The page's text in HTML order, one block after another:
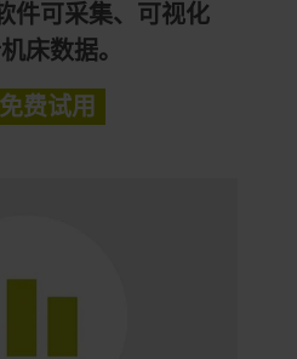
件可采集、可视化
床数据。
费试用